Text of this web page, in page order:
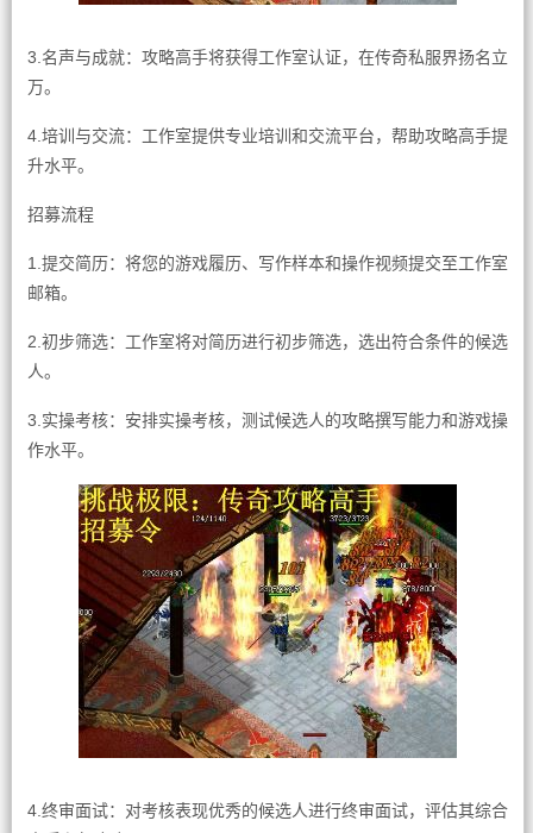
3.名声与成就：攻略高手将获得工作室认证，在传奇私服界扬名立
万。
4.培训与交流：工作室提供专业培训和交流平台，帮助攻略高手提
升水平。
招募流程
1.提交简历：将您的游戏履历、写作样本和操作视频提交至工作室
邮箱。
2.初步筛选：工作室将对简历进行初步筛选，选出符合条件的候选
人。
3.实操考核：安排实操考核，测试候选人的攻略撰写能力和游戏操
作水平。
4.终审面试：对考核表现优秀的候选人进行终审面试，评估其综合